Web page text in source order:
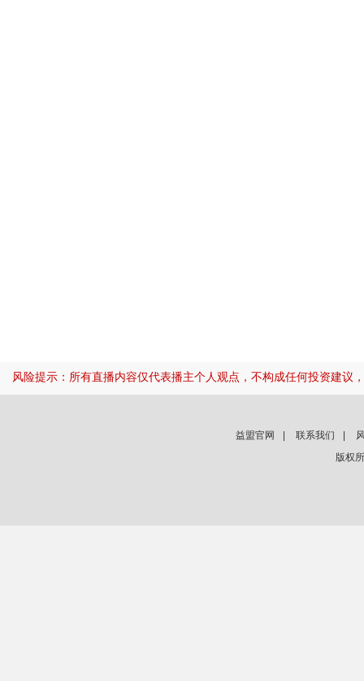
风险提示：所有直播内容仅代表播主个人观点，不构成任何投资建议
益盟官网 联系我们
版权